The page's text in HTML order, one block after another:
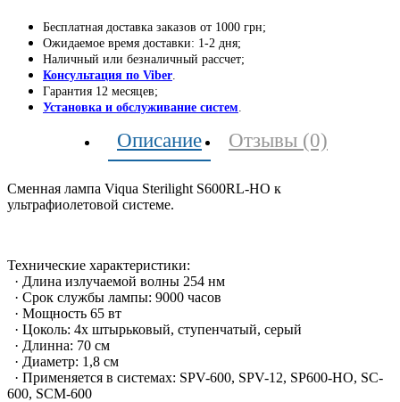
Бесплатная доставка заказов от 1000 грн;
Ожидаемое время доставки: 1-2 дня;
Наличный или безналичный рассчет;
Консультация по Viber
Гарантия 12 месяцев;
Установка и обслуживание систем
Описание Отзывы (0)
Сменная лампа Viqua Sterilight S600RL-HO к
ультрафиолетовой системе.
Технические характеристики:
· Длина излучаемой волны 254 нм
· Срок службы лампы: 9000 часов
· Мощность 65 вт
· Цоколь: 4х штырьковый, ступенчатый, серый
· Длинна: 70 cм
· Диаметр: 1,8 cм
· Применяется в системах: SPV-600, SPV-12, SP600-HO, SC-
600, SCM-600